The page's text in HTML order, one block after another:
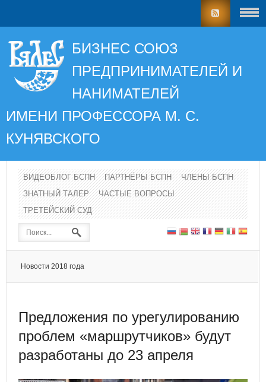
БИЗНЕС СОЮЗ
ПРЕДПРИНИМАТЕЛЕЙ И
НАНИМАТЕЛЕЙ
ИМЕНИ ПРОФЕССОРА М. С.
КУНЯВСКОГО
ВИДЕОБЛОГ БСПН ПАРТНЁРЫ БСПН
ЧЛЕНЫ БСПН
ЗНАТНЫЙ ТАЛЕР
ЧАСТЫЕ ВОПРОСЫ
ТРЕТЕЙСКИЙ СУД
Новости 2018 года
Предложения по урегулированию
проблем «маршрутчиков» будут
разработаны до 23 апреля